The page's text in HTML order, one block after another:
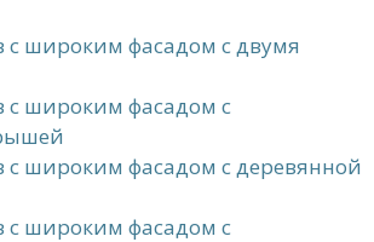
с широким фасадом с двумя
с широким фасадом с
широким фасадом с деревянной
с широким фасадом с